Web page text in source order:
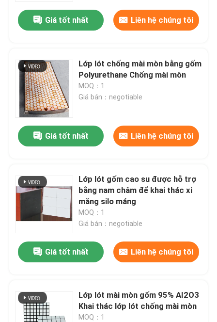
Giá tốt nhất Liên hệ chúng tôi
Lớp lót chống mài mòn bằng gốm
Polyurethane Chống mài mòn
MOQ：1
Giá bán：negotiable
Giá tốt nhất Liên hệ chúng tôi
Lớp lót gốm cao su được hỗ trợ
bằng nam châm để khai thác xi
măng silo máng
MOQ：1
Giá bán：negotiable
Giá tốt nhất Liên hệ chúng tôi
Lớp lót mài mòn gốm 95% AI2O3
Khai thác lớp lót chống mài mòn
MOQ：1